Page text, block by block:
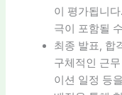
이 평가됩니
극이 포함될
최종 발표, 합
구체적인 근
이션 일정 등